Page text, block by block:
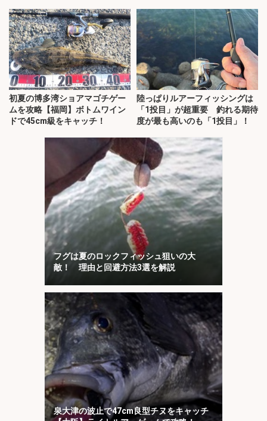
初夏の博多湾ショアマゴチゲー
ムを攻略【福岡】ボトムワイン
ドで45cm級をキャッチ！
陸っぱりルアーフィッシングは
「1投目」が超重要 釣れる期待
度が最も高いのも「1投目」！
フグは夏のロックフィッシュ狙いの大
敵！ 理由と回避方法3選を解説
泉大津の波止で47cm良型チヌをキャッチ